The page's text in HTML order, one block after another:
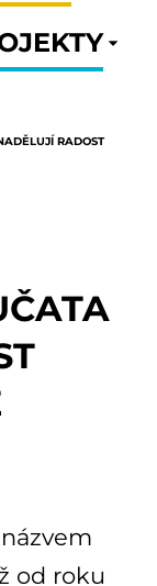
RADOST
od roku